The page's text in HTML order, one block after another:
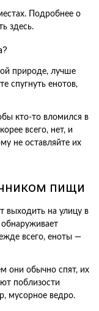
Подробнее о
здесь.
природе, лучше
спугнуть енотов,
кто-то вломился в
всего, нет, и
не оставляйте их
пищи
выходить на улицу в
всего, еноты —
они обычно спят, их
поблизости
мусорное ведро.